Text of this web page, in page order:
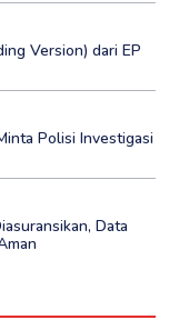
Version) dari EP
Polisi Investigasi
Data